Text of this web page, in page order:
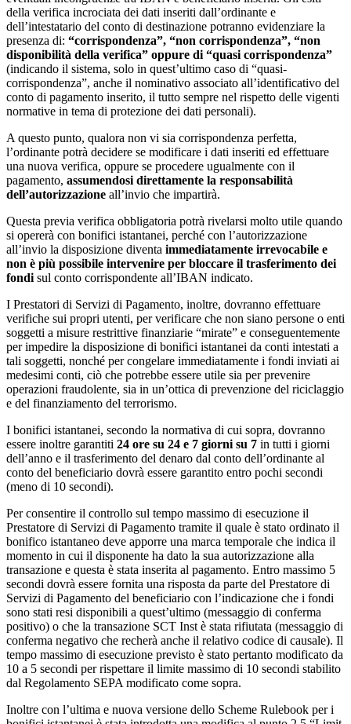
della verifica incrociata dei dati inseriti dall’ordinante e
dell’intestatario del conto di destinazione potranno evidenziare la
presenza di: “corrispondenza”, “non corrispondenza”, “non
disponibilità della verifica” oppure di “quasi corrispondenza”
(indicando il sistema, solo in quest’ultimo caso di “quasi-
corrispondenza”, anche il nominativo associato all’identificativo del
conto di pagamento inserito, il tutto sempre nel rispetto delle vigenti
normative in tema di protezione dei dati personali).
A questo punto, qualora non vi sia corrispondenza perfetta,
l’ordinante potrà decidere se modificare i dati inseriti ed effettuare
una nuova verifica, oppure se procedere ugualmente con il
pagamento, assumendosi direttamente la responsabilità
dell’autorizzazione all’invio che impartirà.
Questa previa verifica obbligatoria potrà rivelarsi molto utile quando
si opererà con bonifici istantanei, perché con l’autorizzazione
all’invio la disposizione diventa immediatamente irrevocabile e
non è più possibile intervenire per bloccare il trasferimento dei
fondi sul conto corrispondente all’IBAN indicato.
I Prestatori di Servizi di Pagamento, inoltre, dovranno effettuare
verifiche sui propri utenti, per verificare che non siano persone o enti
soggetti a misure restrittive finanziarie “mirate” e conseguentemente
per impedire la disposizione di bonifici istantanei da conti intestati a
tali soggetti, nonché per congelare immediatamente i fondi inviati ai
medesimi conti, ciò che potrebbe essere utile sia per prevenire
operazioni fraudolente, sia in un’ottica di prevenzione del riciclaggio
e del finanziamento del terrorismo.
I bonifici istantanei, secondo la normativa di cui sopra, dovranno
essere inoltre garantiti 24 ore su 24 e 7 giorni su 7 in tutti i giorni
dell’anno e il trasferimento del denaro dal conto dell’ordinante al
conto del beneficiario dovrà essere garantito entro pochi secondi
(meno di 10 secondi).
Per consentire il controllo sul tempo massimo di esecuzione il
Prestatore di Servizi di Pagamento tramite il quale è stato ordinato il
bonifico istantaneo deve apporre una marca temporale che indica il
momento in cui il disponente ha dato la sua autorizzazione alla
transazione e questa è stata inserita al pagamento. Entro massimo 5
secondi dovrà essere fornita una risposta da parte del Prestatore di
Servizi di Pagamento del beneficiario con l’indicazione che i fondi
sono stati resi disponibili a quest’ultimo (messaggio di conferma
positivo) o che la transazione SCT Inst è stata rifiutata (messaggio di
conferma negativo che recherà anche il relativo codice di causale). Il
tempo massimo di esecuzione previsto è stato pertanto modificato da
10 a 5 secondi per rispettare il limite massimo di 10 secondi stabilito
dal Regolamento SEPA modificato come sopra.
Inoltre con l’ultima e nuova versione dello Scheme Rulebook per i